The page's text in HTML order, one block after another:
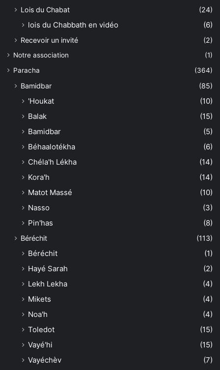
Lois du Chabat (24)
lois du Chabbath en vidéo (6)
Recevoir un invité (2)
Notre association
(1)
Paracha
(364)
Bamidbar (85)
'Houkat
(10)
Balak
(15)
Bamidbar
(5)
Béhaalotékha
(6)
Chéla'h Lékha
(14)
Kora'h
(14)
Matot Massé
(10)
Nasso
(3)
Pin'has
(8)
Béréchit (113)
Béréchit
(1)
Hayé Sarah
(2)
Lekh Lekha
(4)
Mikets
(4)
Noa'h
(4)
Toledot
(15)
Vayé'hi
(15)
Vayéchèv
(7)